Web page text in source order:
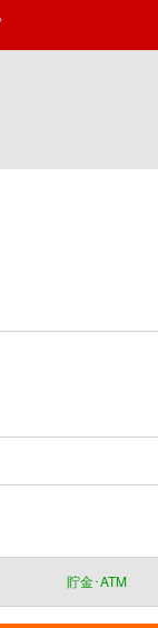
郵便局・日本郵政グルー
貯金･ATM